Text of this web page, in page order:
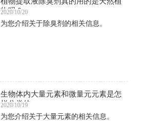
物吗？
2020/10/20
为您介绍关于除臭剂的相关信息。
生物体内大量元素和微量元元素是怎
样分类的
2020/10/19
为您介绍关于大量元素的相关信息。